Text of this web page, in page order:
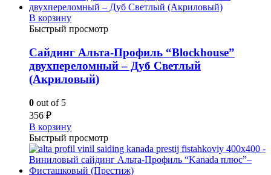
В корзину
Быстрый просмотр
Сайдинг Альта-Профиль “Blockhouse”
двухпереломный – Дуб Светлый
(Акриловый)
0 out of 5
356 ₽
В корзину
Быстрый просмотр